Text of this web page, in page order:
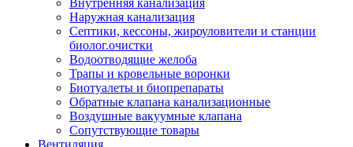
Внутренняя канализация
Наружная канализация
Септики, кессоны, жироуловители и станции
биолог.очистки
Водоотводящие желоба
Трапы и кровельные воронки
Биотуалеты и биопрепараты
Обратные клапана канализационные
Воздушные вакуумные клапана
Сопутствующие товары
Вентиляция